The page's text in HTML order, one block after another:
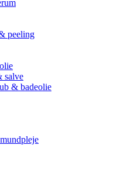
peeling
salve
& badeolie